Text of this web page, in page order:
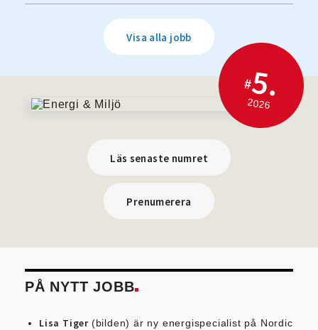
Visa alla jobb
#5.
2026
Läs senaste numret
Prenumerera
PÅ NYTT JOBB
Lisa Tiger (bilden) är ny energispecialist på Nordic